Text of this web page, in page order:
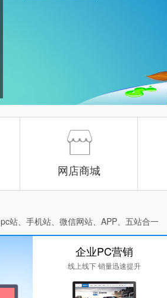
网店商城
pc站、手机站、微信网站、APP、五站合一
企业PC营销
线上线下 销量迅速提升